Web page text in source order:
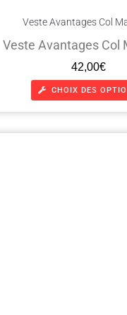
Veste Avantages Col
Veste Avantages Col
42,00€
CHOIX DES